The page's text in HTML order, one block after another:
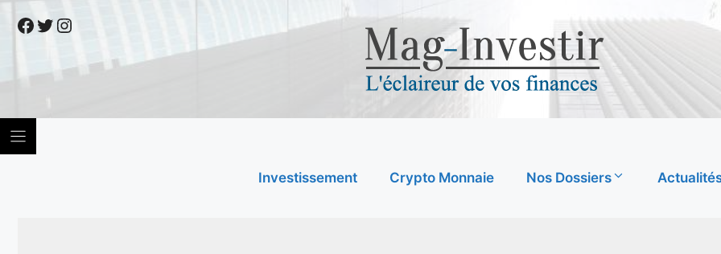
Facebook
Twitter
Instagram
Investissement Crypto Monnaie Nos Dossiers